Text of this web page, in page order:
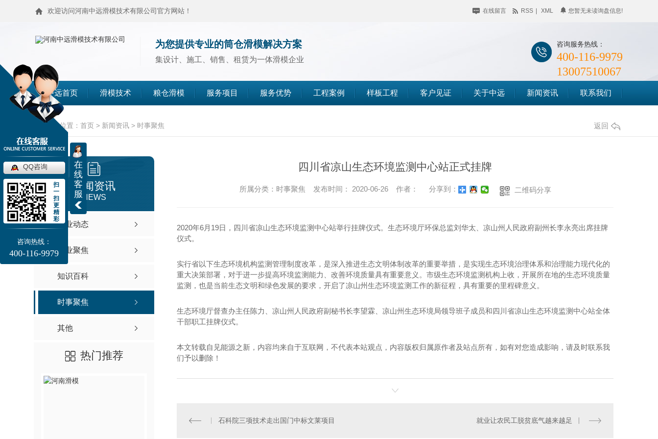
欢迎访问河南中远滑模技术有限公司官方网站！ 您暂无未读询盘信息!
在线留言 RSS XML
为您提供专业的筒仓滑模解决方案
集设计、施工、销售、租赁为一体滑模企业
咨询服务热线：
400-116-9979
13007510067
中远首页 滑模技术 粮仓滑模 服务项目
滑模技术
麦仓滑模
造粒塔滑模
高塔滑模
服务优势 工程案例 样板工程 客户见证 关于中远
企业相册
荣誉资质
新闻资讯
行业聚焦
联系我们
当前位置： 首页 > 新闻资讯 > 时事聚焦 返回
新闻资讯
NEWS
企业动态
行业聚焦
知识百科
时事聚焦
其他
热门推荐
四川省凉山生态环境监测中心站正式挂牌
所属分类：时事聚焦 发布时间： 2020-06-26 作者： 分享到： 二维码分享
2020年6月19日，四川省凉山生态环境监测中心站举行挂牌仪式。生态环境厅环保总监刘华太、凉山州人民政府副州长李永亮出席挂牌
仪式。
实行省以下生态环境机构监测管理制度改革，是深入推进生态文明体制改革的重要举措，是实现生态环境治理体系和治理能力现代化的
重大决策部署，对于进一步提高环境监测能力、改善环境质量具有重要意义。市级生态环境监测机构上收，开展所在地的生态环境质量
监测，也是当前生态文明和绿色发展的要求，开启了凉山州生态环境监测工作的新征程，具有重要的里程碑意义。
生态环境厅督查办主任陈力、凉山州人民政府副秘书长李望霖、凉山州生态环境局领导班子成员和四川省凉山生态环境监测中心站全体
干部职工挂牌仪式。
本文转载自见能源之新，内容均来自于互联网，不代表本站观点，内容版权归属原作者及站点所有，如有对您造成影响，请及时联系我
们予以删除！
石科院三项技术走出国门中标文莱项目 就业让农民工脱贫底气越来越足
在
线
客
服
QQ咨询
扫
一
扫
更
精
彩
咨询热线：
400-116-9979